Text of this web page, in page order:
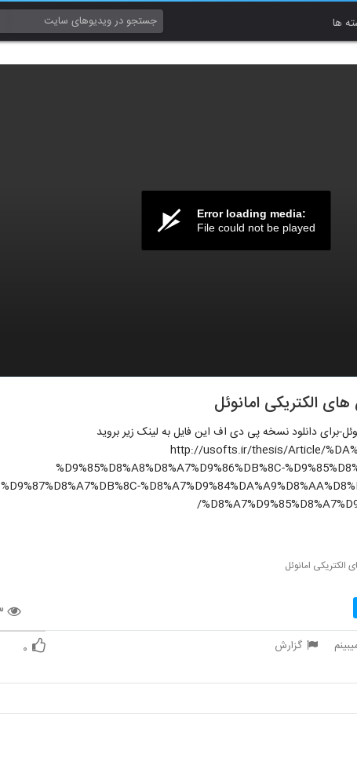
ها
Error loading media:
File could not be played
الکتریکی امانوئل
برای دانلود نسخه پی دی اف این فایل به لینک زیر بروید
http://usofts.ir/thesis/Article/
%D9%85%D8%A8%D8%A7%D9%86%DB%8C-
%D9%87%D8%A7%DB%8C-
امانوئل
۲۵۳
گزارش ۰